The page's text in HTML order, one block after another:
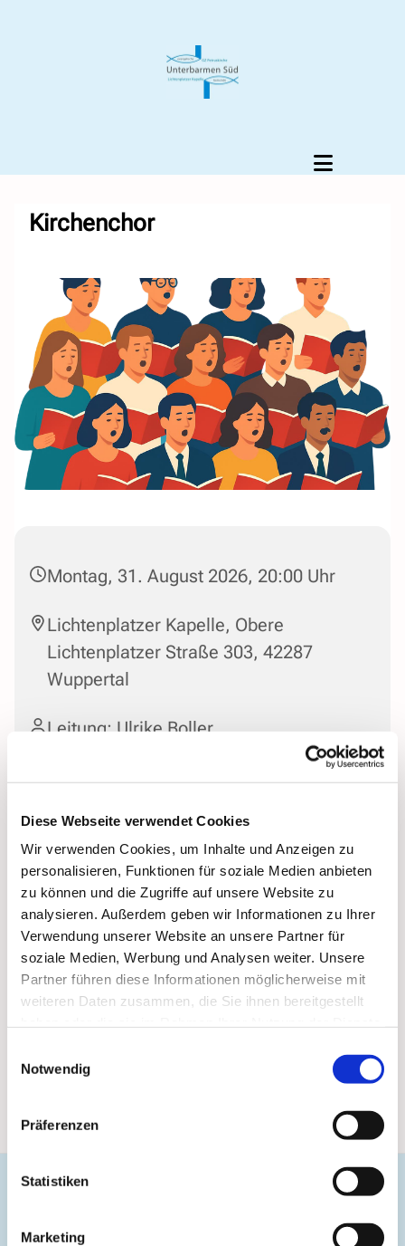
Diese Webseite verwendet Cookies
Wir verwenden Cookies, um Inhalte und Anzeigen zu
personalisieren, Funktionen für soziale Medien anbieten
zu können und die Zugriffe auf unsere Website zu
analysieren. Außerdem geben wir Informationen zu Ihrer
Verwendung unserer Website an unsere Partner für
soziale Medien, Werbung und Analysen weiter. Unsere
Partner führen diese Informationen möglicherweise mit
weiteren Daten zusammen, die Sie ihnen bereitgestellt
Notwendig
Präferenzen
Statistiken
Marketing
Kirchenchor
Montag, 31. August 2026, 20:00 Uhr
Lichtenplatzer Kapelle, Obere
Lichtenplatzer Straße 303, 42287
Wuppertal
Leitung: Ulrike Boller
Kirchplatz 1